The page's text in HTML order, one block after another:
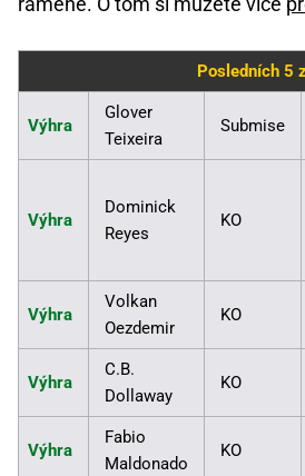
Posledních 5
Výhra
Glover
Teixeira
Submise
Výhra
Dominick
Reyes
KO
Výhra
Volkan
Oezdemir
KO
Výhra
C.B.
Dollaway
KO
Výhra
Fabio
Maldonado
KO